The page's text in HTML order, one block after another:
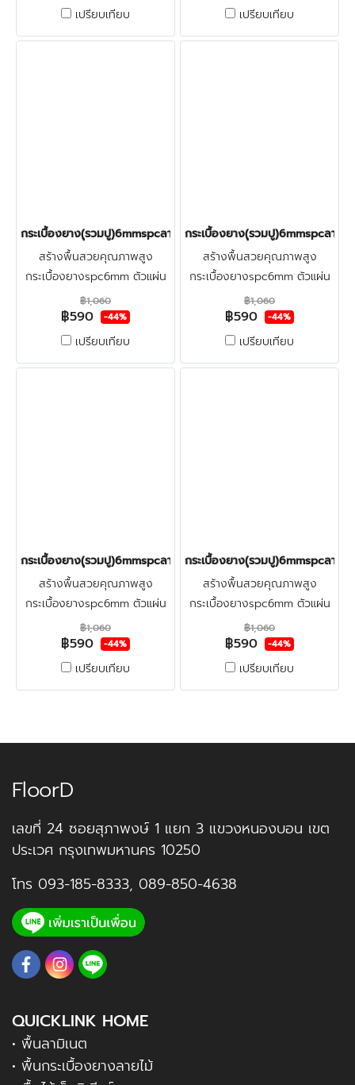
แรงกระแทก สัมผัสแน่นเท้า กัน
เปรียบเทียบ
แรงกระแทก สัมผัสแน่นเท้า กัน
เปรียบเทียบ
กระเบื้องยาง(ุรวมปู)6mmspcลายไม้(ฺJUSMINE) ราคา590บาท
สร้างพื้นสวยคุณภาพสูง
กระเบื้องยางspc6mm ตัวแผ่น
หนา
พิเศษ(พื้นSPC6mm+โฟมPE1mm
ความหนารวม7mm) +ตัวจบหน้า
฿1,060
฿590 -44%
เปรียบเทียบ
กระเบื้องยาง(ุรวมปู)6mmspcลายไ
สร้างพื้นสวยคุณภาพสูง
กระเบื้องยางspc6mm ตัวแผ่น
หนา
พิเศษ(พื้นSPC6mm+โฟมPE1mm
ความหนารวม7mm) +ตัวจบหน้า
฿1,060
฿590 -44%
เปรียบเทียบ
กระเบื้องยาง(ุรวมปู)6mmspcลายไม้(ฺCHIARO) ราคา590บาท
สร้างพื้นสวยคุณภาพสูง
กระเบื้องยางspc6mm ตัวแผ่น
หนา
พิเศษ(พื้นSPC6mm+โฟมPE1mm
ความหนารวม7mm) +ตัวจบหน้า
฿1,060
฿590 -44%
เปรียบเทียบ
กระเบื้องยาง(ุรวมปู)6mmspcลายไ
สร้างพื้นสวยคุณภาพสูง
กระเบื้องยางspc6mm ตัวแผ่น
หนา
พิเศษ(พื้นSPC6mm+โฟมPE1mm
ความหนารวม7mm) +ตัวจบหน้า
฿1,060
฿590 -44%
เปรียบเทียบ
FloorD
เลขที่ 24 ซอยสุภาพงษ์ 1 แยก 3 แขวงหนองบอน เขต
ประเวศ กรุงเทพมหานคร 10250
โทร 093-185-8333, 089-850-4638
QUICKLINK HOME
• พื้นลามิเนต
• พื้นกระเบื้องยางลายไม้